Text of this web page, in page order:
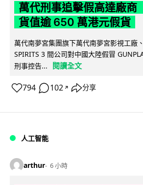
萬代刑事追擊假高達廠商
貨值逾 650 萬港元假貨
萬代南夢宮集團旗下萬代南夢宮影視工廠
SPIRITS 3 間公司對中國大陸假冒
刑事控告...
閱讀全文
794 102 ↗ 分享
人工智能
arthur 6 小時